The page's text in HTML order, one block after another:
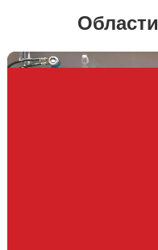
Области